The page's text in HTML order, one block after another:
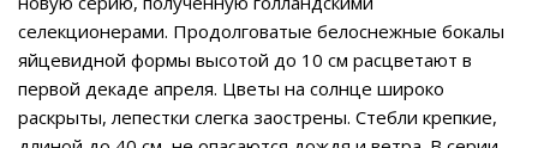
селекционерами. Продолговатые белоснежные бокалы
яйцевидной формы высотой до 10 см расцветают в
первой декаде апреля. Цветы на солнце широко
раскрыты, лепестки слегка заострены. Стебли крепкие,